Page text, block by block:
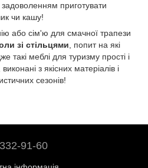
приготувати
чи кашу!
або сім'ю для смачної трапези
зі стільцями, попит на які
такі меблі для туризму прості і
з якісних матеріалів і
сезонів!
91-60